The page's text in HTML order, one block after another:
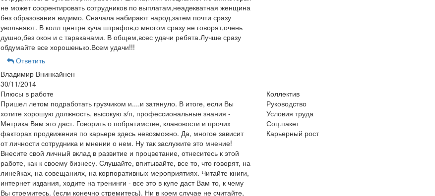
не может соорентировать сотрудников по выплатам,неадекватная женщина
без образования видимо. Сначала набирают народ,затем почти сразу
увольняют. В колл центре куча штрафов,о многом сразу не говорят,очень
душно,без окон и с тараканами. В общем,всес удачи ребята.Лучше сразу
обдумайте все хорошенько.Всем удачи!!!
Ответить
Владимир Внинкайнен
30/11/2014
Плюсы в работе
Пришел летом подработать грузчиком и....и затянуло. В итоге, если Вы
хотите хорошую должность, высокую з/п, профессиональные знания -
Метрика Вам это даст. Говорить о побратимстве, клановости и прочих
факторах продвижения по карьере здесь невозможно. Да, многое зависит
от личности сотрудника и мнении о нем. Ну так заслужите это мнение!
Внесите свой личный вклад в развитие и процветание, отнеситесь к этой
работе, как к своему бизнесу. Слушайте, впитывайте, все то, что говорят, на
линейках, на совещаниях, на корпоративных мероприятиях. Читайте книги,
интернет издания, ходите на тренинги - все это в купе даст Вам то, к чему
Вы стремитесь. (если конечно стремитесь). Ни в коем случае не считайте,
Коллектив
Руководство
Условия труда
Соц.пакет
Карьерный рост